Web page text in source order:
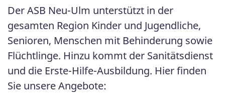
Der ASB Neu-Ulm unterstützt in der
gesamten Region Kinder und Jugendliche,
Senioren, Menschen mit Behinderung sowie
Flüchtlinge. Hinzu kommt der Sanitätsdienst
und die Erste-Hilfe-Ausbildung. Hier finden
Sie unsere Angebote: